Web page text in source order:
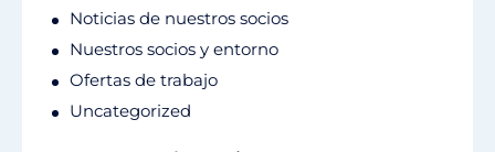
Noticias de nuestros socios
Nuestros socios y entorno
Ofertas de trabajo
Uncategorized